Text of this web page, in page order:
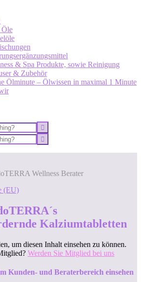
Öle
& Spa Produkte, sowie Reinigung
& Zubehör
Ölminute – Ölwissen in maximal 1 Minute
Wellness Berater
(EU)
Kalziumtabletten
um diesen Inhalt einsehen zu können.
Werden Sie Mitglied bei uns
Kunden- und Beraterbereich einsehen